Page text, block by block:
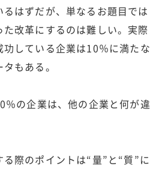
はずだが、単なるお題目では
改革にするのは難しい。実際
功している企業は10％に満たな
もある。
の企業は、他の企業と何が違
際のポイントは“量”と“質”に